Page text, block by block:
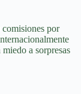
por
a sorpresas